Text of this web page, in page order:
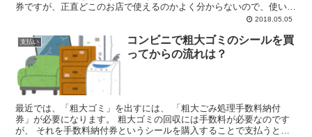
券ですが、正直どこのお店で使えるのかよく分からないので、使い道
があまりないかもしれません。 このギフトカードや商品券...2018.05.05
支払い
コンビニで粗大ゴミのシールを買
ってからの流れは？
最近では、「粗大ゴミ」を出すには、 「粗大ごみ処理手数料納付
券」が必要になります。 粗大ゴミの回収には手数料が必要なのです
が、 それを手数料納付券というシールを購入することで支払うとい